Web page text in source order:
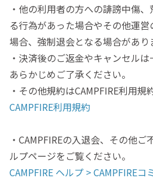
・他の利用者の方への誹謗中傷
る行為があった場合やその他運
場合、強制退会となる場合があり
・決済後のご返金やキャンセルは
あらかじめご了承ください。
・その他規約はCAMPFIRE利用規
CAMPFIRE利用規約
・CAMPFIREの入退会、その他ご
ルプページをご覧ください。
CAMPFIRE ヘルプ > CAMPFIREコ